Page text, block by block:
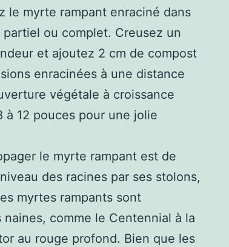
le myrte rampant enraciné dans
ou complet. Creusez un
et ajoutez 2 cm de compost
enracinées à une distance
végétale à croissance
12 pouces pour une jolie
le myrte rampant est de
des racines par ses stolons,
myrtes rampants sont
comme le Centennial à la
au rouge profond. Bien que les